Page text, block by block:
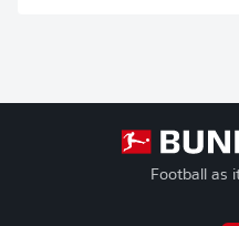
Football as